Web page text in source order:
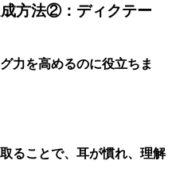
方法②：ディクテー
力を高めるのに役立ちま
ることで、耳が慣れ、理解